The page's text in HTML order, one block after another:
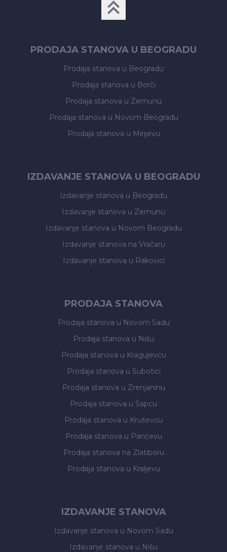
PRODAJA STANOVA U BEOGRADU
Prodaja stanova u Beogradu
Prodaja stanova u Borči
Prodaja stanova u Zemunu
Prodaja stanova u Novom Beogradu
Prodaja stanova u Mirijevu
IZDAVANJE STANOVA U BEOGRADU
Izdavanje stanova u Beogradu
Izdavanje stanova u Zemunu
Izdavanje stanova u Novom Beogradu
Izdavanje stanova na Vračaru
Izdavanje stanova u Rakovici
PRODAJA STANOVA
Prodaja stanova u Novom Sadu
Prodaja stanova u Nišu
Prodaja stanova u Kragujevcu
Prodaja stanova u Subotici
Prodaja stanova u Zrenjaninu
Prodaja stanova u Šapcu
Prodaja stanova u Kruševcu
Prodaja stanova u Pančevu
Prodaja stanova na Zlatiboru
Prodaja stanova u Kraljevu
IZDAVANJE STANOVA
Izdavanje stanova u Novom Sadu
Izdavanje stanova u Nišu